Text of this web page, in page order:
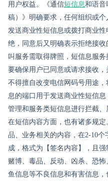
用户权益。《通信短信息和语音
稿）》明确要求，任何组织或
发送商业性短信息或拨打商业
绝，同意后又明确表示拒绝接
叫服务需取得牌照，短信息服
要确保用户已同意或请求接收，
不得擅自改变电信网码号用途
息的端口用于发送商业性短信
管理和服务类短信息进行拦截、
在短信内容方面，也有诸多规
品、业务相关的内容，在2-10
成，格式为【签名内容】，且强
赌博、毒品、反动、凶杀、恐
鱼信息等不良信息和有害信息